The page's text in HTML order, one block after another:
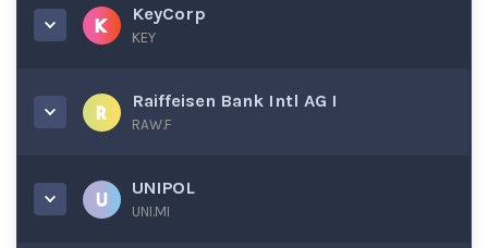
KeyCorp
KEY
Raiffeisen Bank Intl AG I
RAW.F
UNIPOL
UNI.MI